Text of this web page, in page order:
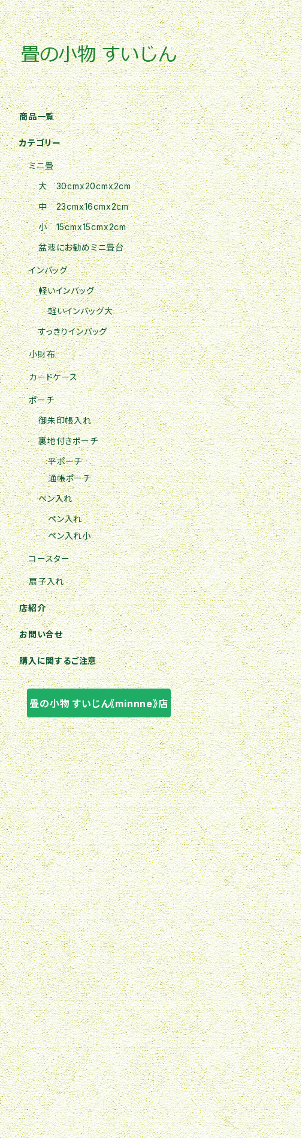
商品一覧
カテゴリー
ミニ畳
大 30cmx20cmx2cm
中 23cmx16cmx2cm
小 15cmx15cmx2cm
盆栽にお勧めミニ畳台
インバッグ
軽いインバッグ
軽いインバッグ大
すっきりインバッグ
小財布
カードケース
ポーチ
御朱印帳入れ
裏地付きポーチ
平ポーチ
通帳ポーチ
ペン入れ
ペン入れ
ペン入れ小
コースター
扇子入れ
店紹介
お問い合せ
購入に関するご注意
畳の小物 すいじん《minnne》店